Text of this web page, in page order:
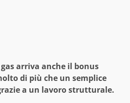
arriva anche il bonus
di più che un semplice
a un lavoro strutturale.